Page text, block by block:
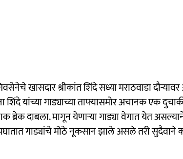
खासदार श्रीकांत शिंदे सध्या मराठवाडा
शिंदे यांच्या गाड्याच्या ताफ्यासमोर अचानक एक
ब्रेक दाबला. मागून येणाऱ्या गाड्या वेगात येत
गाड्यांचे मोठे नूकसान झाले असले तरी सुदैवाने